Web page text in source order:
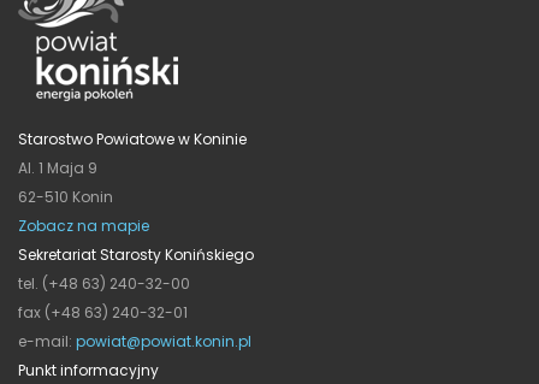
Starostwo Powiatowe w Koninie
Al. 1 Maja 9
62-510 Konin
Zobacz na mapie
Sekretariat Starosty Konińskiego
tel. (+48 63) 240-32-00
fax (+48 63) 240-32-01
e-mail: powiat@powiat.konin.pl
Punkt informacyjny